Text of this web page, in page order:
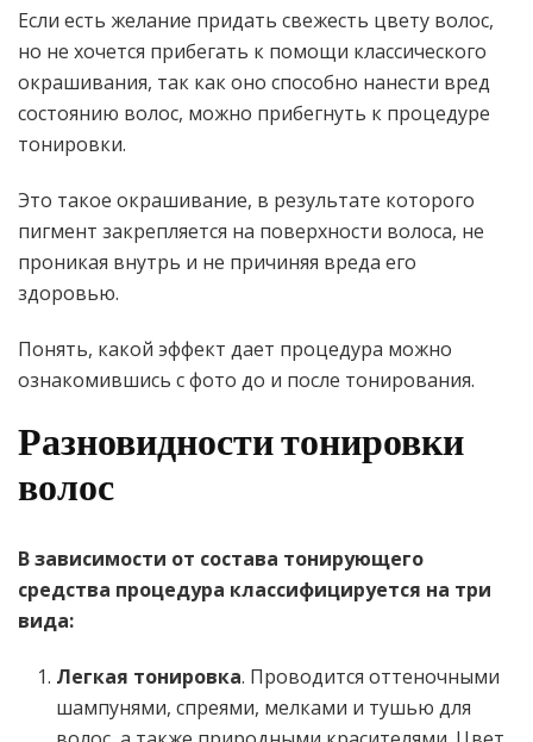
Если есть желание придать свежесть цвету волос,
но не хочется прибегать к помощи классического
окрашивания, так как оно способно нанести вред
состоянию волос, можно прибегнуть к процедуре
тонировки.
Это такое окрашивание, в результате которого
пигмент закрепляется на поверхности волоса, не
проникая внутрь и не причиняя вреда его
здоровью.
Понять, какой эффект дает процедура можно
ознакомившись с фото до и после тонирования.
Разновидности тонировки
волос
В зависимости от состава тонирующего
средства процедура классифицируется на три
вида:
Легкая тонировка. Проводится оттеночными
шампунями, спреями, мелками и тушью для